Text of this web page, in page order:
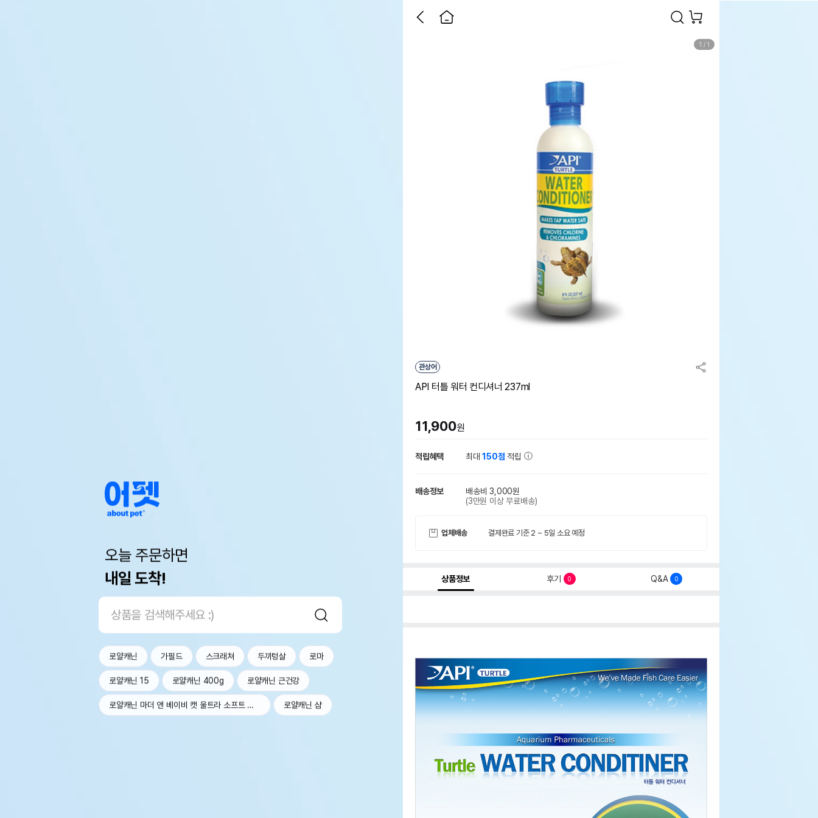
오늘 주문하면
내일 도착!
로얄캐닌 가필드 스크래쳐 두끼텅살 로마
로얄캐닌 15 로얄캐닌 400g 로얄캐닌 근건강
로얄캐닌 마더 앤 베이비 캣 울트라 소프트 무스 트레이 100g 로얄캐닌 샴
1 / 1
관상어
API 터틀 워터 컨디셔너 237ml
11,900원
적립혜택 최대150점 적립
배송정보
배송비 3,000원
(3만원 이상 무료배송)
업체배송 결제완료 기준 2 ~ 5일 소요 예정
상품정보 후기 0 Q&A 0